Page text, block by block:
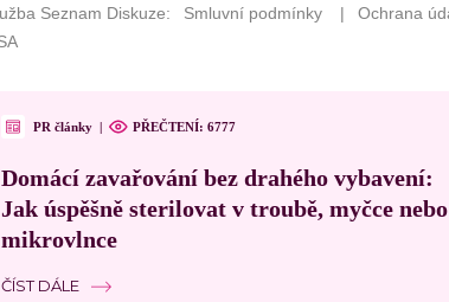
PR články | PŘEČTENÍ: 6777
Domácí zavařování bez drahého vybavení:
Jak úspěšně sterilovat v troubě, myčce nebo
mikrovlnce
ČÍST DÁLE